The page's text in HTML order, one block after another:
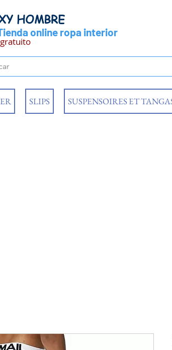
HOMBRE
online ropa interior
SLIPS SUSPENSOIRES ET